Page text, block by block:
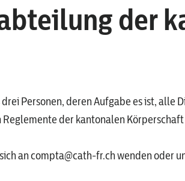
der
Personen, deren Aufgabe es ist, alle
der kantonalen
ancompta@cath-fr.chwenden oder